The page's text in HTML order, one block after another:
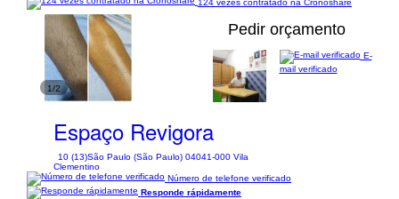
124 vezes contratado na Cronoshare
1/2
Pedir orçamento
Espaço Revigora
10 (13)São Paulo (São Paulo) 04041-000 Vila
Clementino
E-
mail verificado
Número de telefone verificado
Responde rápidamente